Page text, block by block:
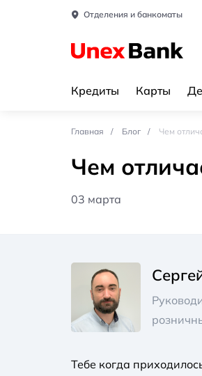
Отделения и банкоматы
Кредиты Карты
Главная Блог Чем
Чем
03 марта
Тебе когда